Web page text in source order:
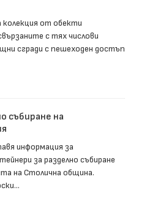
от обекти
с тях числови
сгради с пешеходен достъп
събиране на
информация за
за разделно събиране
на Столична община.